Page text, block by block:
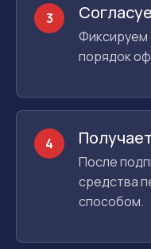
3
Фиксируем
порядок
4
После
средства
способом.